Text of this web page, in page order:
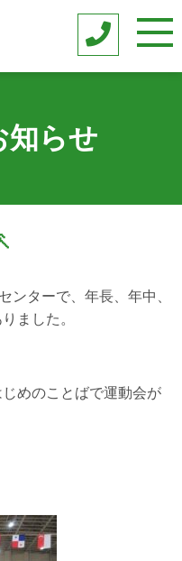
知らせ
ンターで、年長、年中、
ました。
めのことばで運動会が